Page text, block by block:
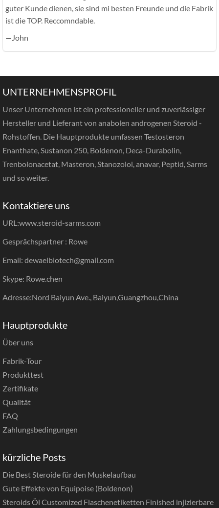
guter Kunde dienen, sie sind mi besten Freunde und die Fabrik
ist die TOP. Reccomndable.
—John
UNTERNEHMENSPROFIL
Unser Unternehmen ist ein professioneller und zuverlässiger
Hersteller und Lieferant von anabolen androgenen Steroid -
Rohstoffen. Die Hauptprodukte umfassen Testosteron
Enanthate, Sustanon 250, Boldenon, Deca-Durabolin,
Trenbolonacetat, Masteron, Stanozolol, anavar, Peptid, Sarms
und so weiter.
Kontaktiere uns
URL:www.steroid-sarms.com
Gesprächspartner : Rowe
Email: dewaelbiotech@gmail.com
Skype: Rowe.chen
Adresse:Nord Baiyun Ave., Baiyun,Guangzhou,China
Hauptprodukte
Über uns
Fabrik-Tour
Produkttest
Zertifikate
Qualität
FAQ
Zahlungsbedingungen
kürzliche Posts
Die Best Steroide für den Muskelaufbau
Gute Effekte von Equipoise (Boldenon)
Steroids Öl Customized Flaschenetiketten Finished injizierbare